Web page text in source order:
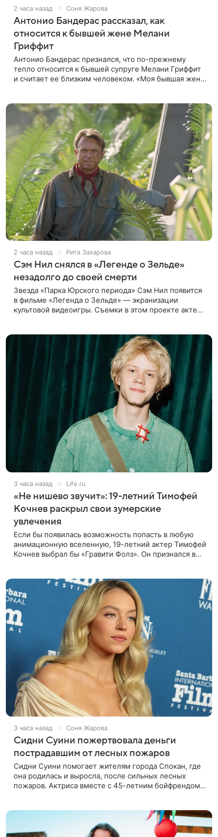
2 часа назад Соня Жарова
Антонио Бандерас рассказал, как
относится к бывшей жене Мелани
Гриффит
Антонио Бандерас признался, что по-прежнему
тепло относится к бывшей супруге Мелани Гриффит
и считает ее близким человеком. «Моя бывшая жена
2 часа назад Рита Захарова
Сэм Нил снялся в «Легенде о Зельде»
незадолго до своей смерти
Звезда «Парка Юрского периода» Сэм Нил появится
в фильме «Легенда о Зельде» — экранизации
культовой видеоигры. Съемки в этом проекте актер
3 часа назад Life.ru
«Не нишево звучит»: 19-летний Тимофей
Кочнев раскрыл свои зумерские
увлечения
Если бы появилась возможность попасть в любую
анимационную вселенную, 19-летний актер Тимофей
Кочнев выбрал бы «Гравити Фолз». Он признался в
3 часа назад Соня Жарова
Сидни Суини пожертвовала деньги
пострадавшим от лесных пожаров
Сидни Суини помогает жителям города Спокан, где
она родилась и выросла, после сильных лесных
пожаров. Актриса вместе с 45-летним бойфрендом